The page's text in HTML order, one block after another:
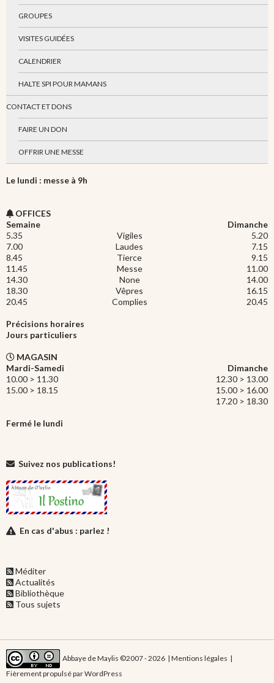
GROUPES
VISITES GUIDÉES
CALENDRIER
HALTE SPI POUR MAMANS
CONTACT ET DONS
FAIRE UN DON
OFFRIR UNE MESSE
Le lundi : messe à 9h
OFFICES
Semaine
Dimanche
5.35
Vigiles
5.20
7.00
Laudes
7.15
8.45
Tierce
9.15
11.45
Messe
11.00
14.30
None
14.00
18.30
Vêpres
16.15
20.45
Complies 20.45
Précisions horaires
Jours particuliers
MAGASIN
Mardi-Samedi
Dimanche
10.00 > 11.30
12.30 > 13.00
15.00 > 18.15
15.00 > 16.00
17.20 > 18.30
Fermé le lundi
Suivez nos publications!
En cas d'abus : parlez !
Méditer
Actualités
Bibliothèque
Tous sujets
Abbaye de Maylis ©2007 - 2026 | Mentions légales |
Fièrement propulsé par WordPress